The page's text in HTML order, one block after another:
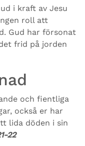
i kraft av Jesu
roll att
Gud har försonat
frid på jorden
och fientliga
också er har
lida döden i sin
22